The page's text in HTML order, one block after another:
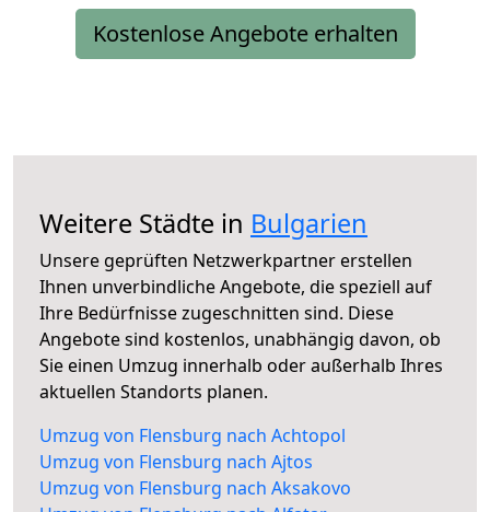
Kostenlose Angebote erhalten
Weitere Städte in Bulgarien
Unsere geprüften Netzwerkpartner erstellen
Ihnen unverbindliche Angebote, die speziell auf
Ihre Bedürfnisse zugeschnitten sind. Diese
Angebote sind kostenlos, unabhängig davon, ob
Sie einen Umzug innerhalb oder außerhalb Ihres
aktuellen Standorts planen.
Umzug von Flensburg nach Achtopol
Umzug von Flensburg nach Ajtos
Umzug von Flensburg nach Aksakovo